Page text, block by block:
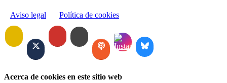
Aviso legal Política de cookies
Acerca de cookies en este sitio web